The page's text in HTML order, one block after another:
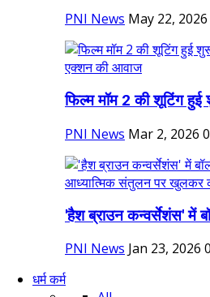
PNI News May 22, 2026
फिल्म मॉम 2 की शूटिंग
PNI News Mar 2, 2026 0
'हैश ब्राउन कन्वर्सेशंस' में
PNI News Jan 23, 2026 0
धर्म कर्म